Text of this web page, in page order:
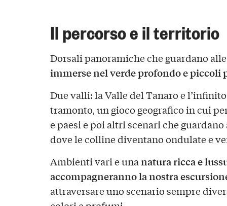
Il percorso e il territorio
Dorsali panoramiche che guardano
immerse nel verde profondo e piccoli
Due valli: la Valle del Tanaro e
tramonto, un gioco geografico in cui
e paesi e poi altri scenari che
dove le colline diventano ondulate e
Ambienti vari e unanatura ricca e
accompagneranno la nostra
attraversare uno scenario sempre